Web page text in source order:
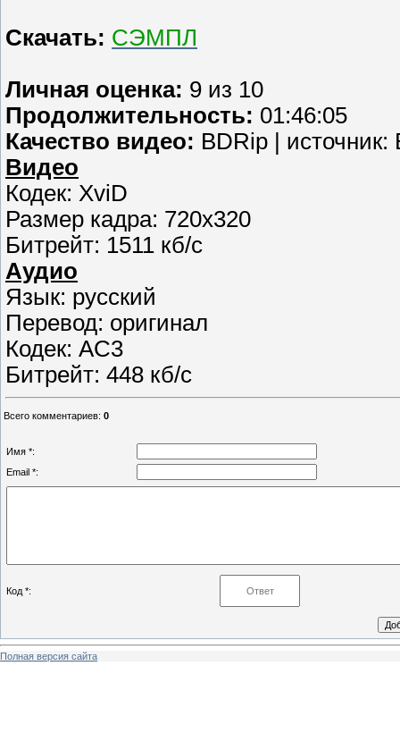
Скачать: СЭМПЛ
Личная оценка: 9 из 10
Продолжительность: 01:46:05
Качество видео: BDRip | источник:
Видео
Кодек: XviD
Размер кадра: 720x320
Битрейт: 1511 кб/с
Аудио
Язык: русский
Перевод: оригинал
Кодек: AC3
Битрейт: 448 кб/с
Всего комментариев: 0
Имя *:
Email *:
Код *:
Полная версия сайта